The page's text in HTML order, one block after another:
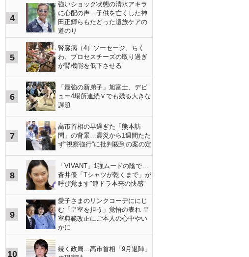
4
強いショック状態の清水アキラ
に心配の声…子供を亡くした神
田正輝らもたどった遺族ケアの
道のり
5
腎臓病（4）ソーセージ、ちく
わ、プロセスチーズの取り過ぎ
が腎機能を低下させる
6
「最強の新弟子」旭富士、デビ
ュー4場所連続Ｖでも残る大きな
課題
7
高市首相の早過ぎた「熊本訪
問」の背景…震災から1週間たた
ず“視察強行”に批判殺到の案の定
8
「VIVANT」1強ムードの陰で…
蒼井優「Tシャツが乾くまで」が
呼び覚ます"連ドラ本来の快感"
9
愛子さまのリンクコーデににじ
む「皇室を担う」覚悟の表れ 皇
室典範改正にご本人の心中やい
かに
10
続く政局…高市首相「9月退陣」